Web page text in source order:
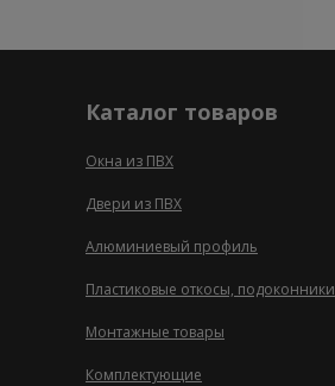
Каталог товаров
Окна из ПВХ
Двери из ПВХ
Алюминиевый профиль
Пластиковые откосы, подоконники
Монтажные товары
Комплектующие